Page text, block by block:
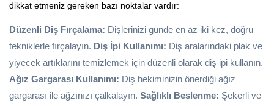
dikkat etmeniz gereken bazı noktalar vardır:
Düzenli Diş Fırçalama: Dişlerinizi günde en az iki kez, doğru
tekniklerle fırçalayın. Diş İpi Kullanımı: Diş aralarındaki plak ve
yiyecek artıklarını temizlemek için düzenli olarak diş ipi kullanın.
Ağız Gargarası Kullanımı: Diş hekiminizin önerdiği ağız
gargarası ile ağzınızı çalkalayın. Sağlıklı Beslenme: Şekerli ve